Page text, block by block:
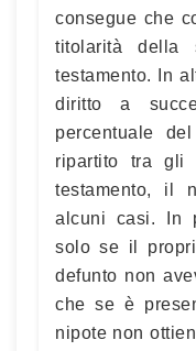
consegue che
titolarità della
testamento. In
diritto a
percentuale
ripartito tra gli
testamento, il
alcuni casi. In
solo se il
defunto non
che se è
nipote non